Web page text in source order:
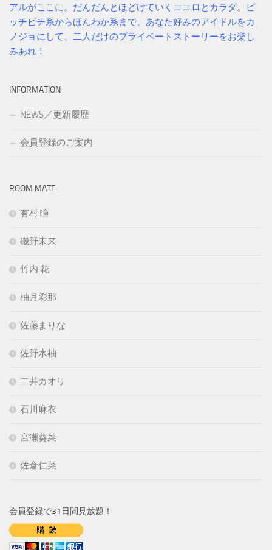
アルがここに。だんだんとほどけていくココロとカラダ。ピ
ッチピチ系からほんわか系まで、あなた好みのアイドルをカ
ノジョにして、二人だけのプライベートストーリーをお楽し
みあれ！
INFORMATION
NEWS／更新履歴
会員登録のご案内
ROOM MATE
有村 瞳
磯野未来
竹内 花
柚月彩那
佐藤まりな
佐野水柚
二井カオリ
石川麻衣
宮瀬葵菜
佐倉仁菜
会員登録で31日間見放題！